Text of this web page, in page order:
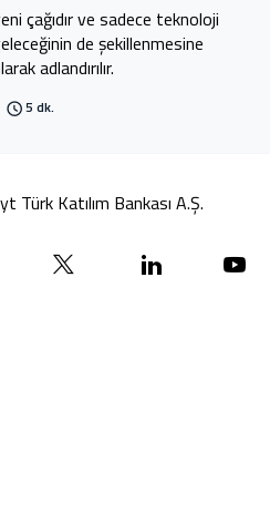
çağıdır ve sadece teknoloji
de şekillenmesine
adlandırılır.
5 dk.
Katılım Bankası A.Ş.